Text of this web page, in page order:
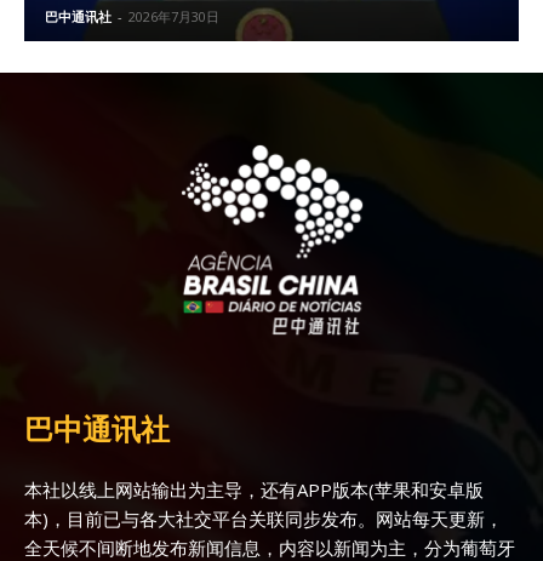
巴中通讯社 - 2026年7月30日
巴中通讯社
本社以线上网站输出为主导，还有APP版本(苹果和安卓版
本)，目前已与各大社交平台关联同步发布。网站每天更新，
全天候不间断地发布新闻信息，内容以新闻为主，分为葡萄牙